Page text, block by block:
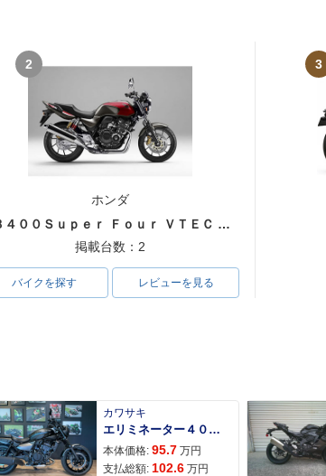
2
ホンダ
ＣＢ４００Ｓｕｐｅｒ Ｆｏｕｒ ＶＴＥＣ ＳＰＥＣ３
掲載台数：2
バイクを探す レビューを見る
3
カワサキ
エリミネーター４００ＳＥ
本体価格: 95.7 万円
支払総額: 102.6 万円